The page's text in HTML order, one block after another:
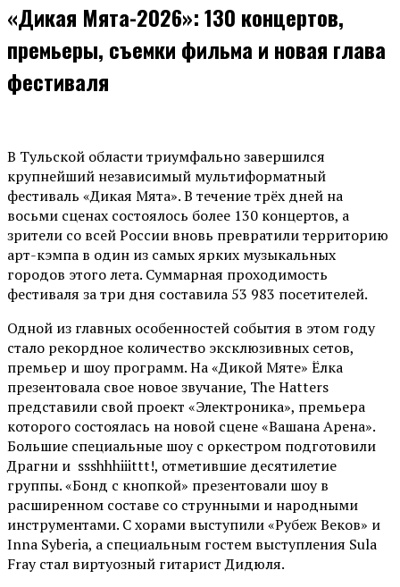
«Дикая Мята-2026»: 130 концертов,
премьеры, съемки фильма и новая глава
фестиваля
В Тульской области триумфально завершился
крупнейший независимый мультиформатный
фестиваль «Дикая Мята». В течение трёх дней на
восьми сценах состоялось более 130 концертов, а
зрители со всей России вновь превратили территорию
арт-кэмпа в один из самых ярких музыкальных
городов этого лета. Суммарная проходимость
фестиваля за три дня составила 53 983 посетителей.
Одной из главных особенностей события в этом году
стало рекордное количество эксклюзивных сетов,
премьер и шоу программ. На «Дикой Мяте» Ёлка
презентовала свое новое звучание, The Hatters
представили свой проект «Электроника», премьера
которого состоялась на новой сцене «Вашана Арена».
Большие специальные шоу с оркестром подготовили
Драгни и ssshhhiiittt!, отметившие десятилетие
группы. «Бонд с кнопкой» презентовали шоу в
расширенном составе со струнными и народными
инструментами. С хорами выступили «Рубеж Веков» и
Inna Syberia, а специальным гостем выступления Sula
Fray стал виртуозный гитарист Дидюля.